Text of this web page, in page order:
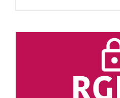
RGPD «
Protection